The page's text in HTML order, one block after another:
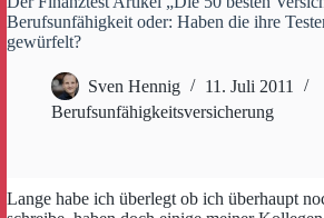
Berufsunfähigkeit oder: Haben die ihre
gewürfelt?
Sven Hennig
11. Juli 2011
Berufsunfähigkeitsversicherung
Lange habe ich überlegt ob ich überhaupt